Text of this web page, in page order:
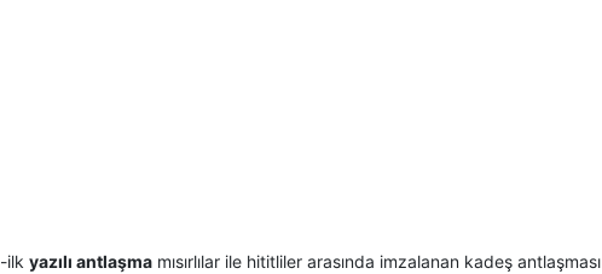
-ilk yazılı antlaşmamısırlılar ile hititliler arasında imzalanan kadeş antlaşması